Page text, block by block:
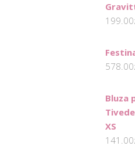
199.00
578.00
Bluza
XS
141.00